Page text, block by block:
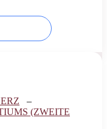
–
(ZWEITE